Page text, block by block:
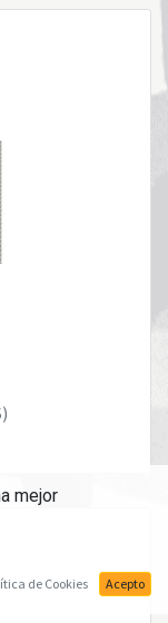
mejor
de Cookies Acepto